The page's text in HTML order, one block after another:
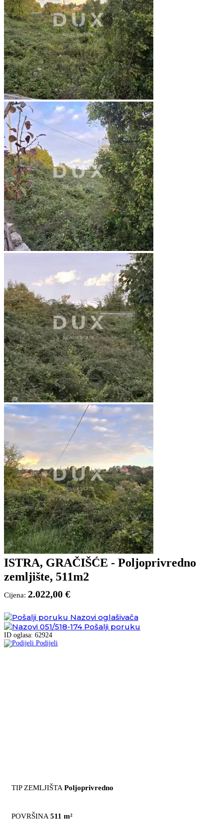
ISTRA, GRAČIŠĆE - Poljoprivredno
zemljište, 511m2
Cijena: 2.022,00 €
Nazovi oglašivača
051/518-174 Pošalji poruku
ID oglasa: 62924
Podijeli
TIP ZEMLJIŠTA Poljoprivredno
POVRŠINA 511 m²